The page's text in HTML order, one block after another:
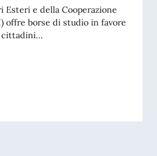
e della Cooperazione
offre borse di studio in favore
dal Governo italiano a studenti